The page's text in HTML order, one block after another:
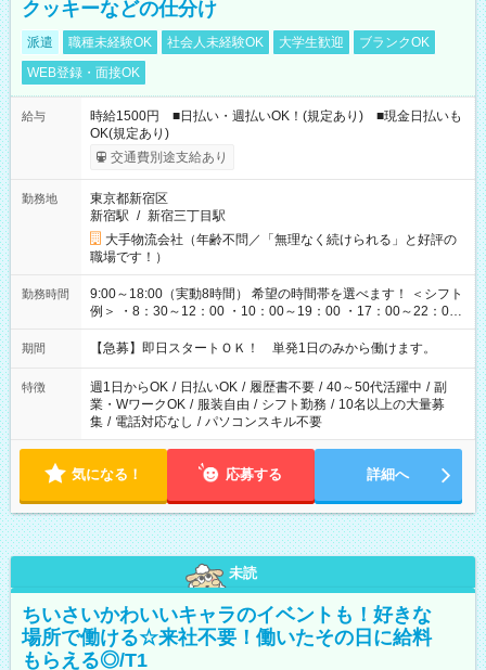
クッキーなどの仕分け
派遣 職種未経験OK 社会人未経験OK 大学生歓迎
ブランクOK
WEB登録・面接OK
給与
時給1500円 ■日払い・週払いOK！(規定あり) ■現金日払いも
OK(規定あり)
交通費別途支給あり
勤務地
東京都新宿区
新宿駅 / 新宿三丁目駅
大手物流会社（年齢不問／「無理なく続けられる」と好評の
職場です！）
勤務時間
9:00～18:00（実動8時間） 希望の時間帯を選べます！ ＜シフト
例＞ ・8：30～12：00 ・10：00～19：00 ・17：00～22：00
・13：00～22：00 ・22：00～翌6：00 など
期間 【急募】即日スタートＯＫ！ 単発1日のみから働けます。
特徴 週1日からOK / 日払いOK / 履歴書不要 / 40～50代活躍中 / 副
業・WワークOK / 服装自由 / シフト勤務 / 10名以上の大量募
集 / 電話対応なし / パソコンスキル不要
気になる！ 応募する 詳細へ
未読
ちいさいかわいいキャラのイベントも！好きな
場所で働ける☆来社不要！働いたその日に給料
もらえる◎/T1